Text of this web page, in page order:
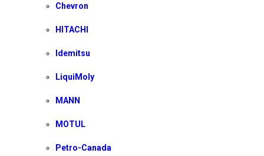
Chevron
HITACHI
Idemitsu
LiquiMoly
MANN
MOTUL
Petro-Canada